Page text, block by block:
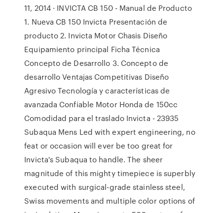
11, 2014 · INVICTA CB 150 - Manual de Producto
1. Nueva CB 150 Invicta Presentación de
producto 2. Invicta Motor Chasis Diseño
Equipamiento principal Ficha Técnica
Concepto de Desarrollo 3. Concepto de
desarrollo Ventajas Competitivas Diseño
Agresivo Tecnología y características de
avanzada Confiable Motor Honda de 150cc
Comodidad para el traslado Invicta - 23935
Subaqua Mens Led with expert engineering, no
feat or occasion will ever be too great for
Invicta's Subaqua to handle. The sheer
magnitude of this mighty timepiece is superbly
executed with surgical-grade stainless steel,
Swiss movements and multiple color options of